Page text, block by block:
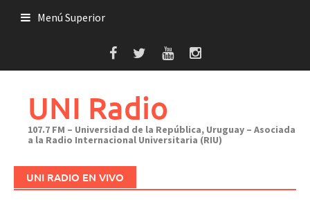
Menú Superior
UNI Radio
107.7 FM – Universidad de la República, Uruguay – Asociada
a la Radio Internacional Universitaria (RIU)
UNI RADIO EN VIVO